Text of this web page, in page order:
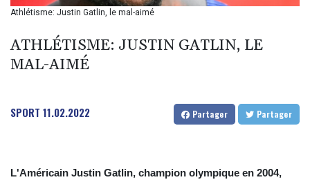
BYN 2.95324
CAD 1.401165
CLF 0.023148
CLP 914.020319
COP 3182.69
Athlétisme: Justin Gatlin, le mal-aimé
ATHLÉTISME: JUSTIN GATLIN, LE
MAL-AIMÉ
SPORT 11.02.2022 Partager Partager
L'Américain Justin Gatlin, champion olympique en 2004,